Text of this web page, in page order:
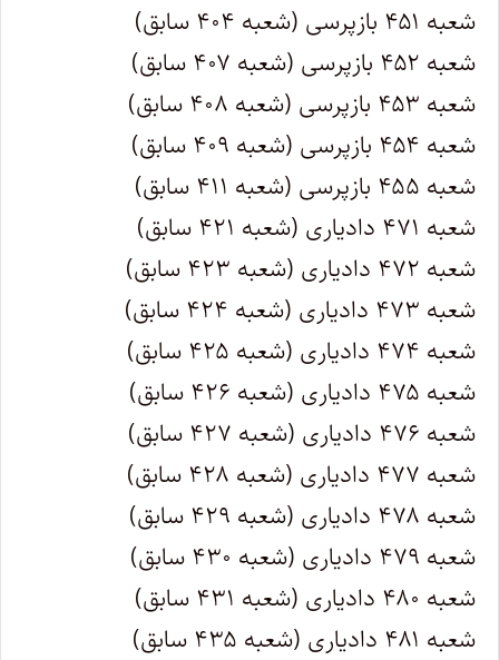
شعبه ۴۵۱ بازپرسی (شعبه ۴۰۴ سابق)
شعبه ۴۵۲ بازپرسی (شعبه ۴۰۷ سابق)
شعبه ۴۵۳ بازپرسی (شعبه ۴۰۸ سابق)
شعبه ۴۵۴ بازپرسی (شعبه ۴۰۹ سابق)
شعبه ۴۵۵ بازپرسی (شعبه ۴۱۱ سابق)
شعبه ۴۷۱ دادیاری (شعبه ۴۲۱ سابق)
شعبه ۴۷۲ دادیاری (شعبه ۴۲۳ سابق)
شعبه ۴۷۳ دادیاری (شعبه ۴۲۴ سابق)
شعبه ۴۷۴ دادیاری (شعبه ۴۲۵ سابق)
شعبه ۴۷۵ دادیاری (شعبه ۴۲۶ سابق)
شعبه ۴۷۶ دادیاری (شعبه ۴۲۷ سابق)
شعبه ۴۷۷ دادیاری (شعبه ۴۲۸ سابق)
شعبه ۴۷۸ دادیاری (شعبه ۴۲۹ سابق)
شعبه ۴۷۹ دادیاری (شعبه ۴۳۰ سابق)
شعبه ۴۸۰ دادیاری (شعبه ۴۳۱ سابق)
شعبه ۴۸۱ دادیاری (شعبه ۴۳۵ سابق)